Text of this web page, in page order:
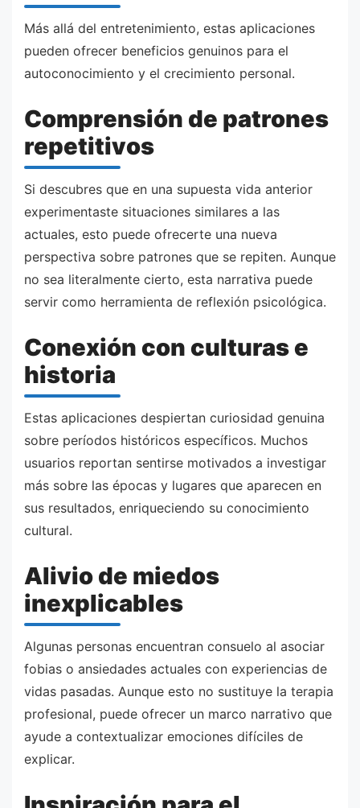
Más allá del entretenimiento, estas aplicaciones
pueden ofrecer beneficios genuinos para el
autoconocimiento y el crecimiento personal.
Comprensión de patrones
repetitivos
Si descubres que en una supuesta vida anterior
experimentaste situaciones similares a las
actuales, esto puede ofrecerte una nueva
perspectiva sobre patrones que se repiten. Aunque
no sea literalmente cierto, esta narrativa puede
servir como herramienta de reflexión psicológica.
Conexión con culturas e
historia
Estas aplicaciones despiertan curiosidad genuina
sobre períodos históricos específicos. Muchos
usuarios reportan sentirse motivados a investigar
más sobre las épocas y lugares que aparecen en
sus resultados, enriqueciendo su conocimiento
cultural.
Alivio de miedos
inexplicables
Algunas personas encuentran consuelo al asociar
fobias o ansiedades actuales con experiencias de
vidas pasadas. Aunque esto no sustituye la terapia
profesional, puede ofrecer un marco narrativo que
ayude a contextualizar emociones difíciles de
explicar.